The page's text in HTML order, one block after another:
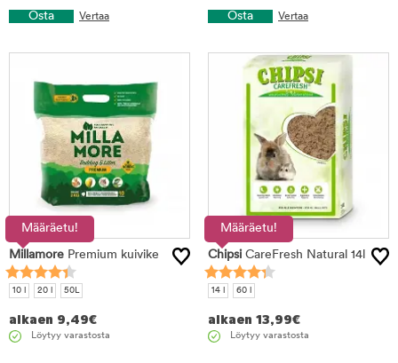
Osta Vertaa Osta Vertaa
Määräetu!
Millamore Premium kuivike
10 l 20 l 50L
alkaen 9,49€
Löytyy varastosta
Määräetu!
Chipsi CareFresh Natural 14l
14 l 60 l
alkaen 13,99€
Löytyy varastosta